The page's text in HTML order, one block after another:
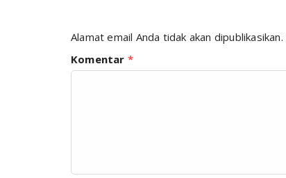
Alamat email Anda tidak akan dipublikasikan.
Komentar *